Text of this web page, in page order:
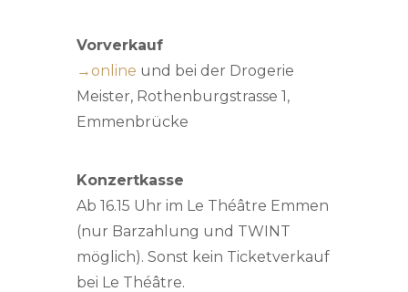
Vorverkauf
→online und bei der Drogerie
Meister, Rothenburgstrasse 1,
Emmenbrücke
Konzertkasse
Ab 16.15 Uhr im Le Théâtre Emmen
(nur Barzahlung und TWINT
möglich). Sonst kein Ticketverkauf
bei Le Théâtre.